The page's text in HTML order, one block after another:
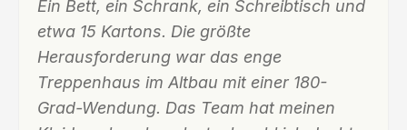
Ein Bett, ein Schrank, ein Schreibtisch und
etwa 15 Kartons. Die größte
Herausforderung war das enge
Treppenhaus im Altbau mit einer 180-
Grad-Wendung. Das Team hat meinen